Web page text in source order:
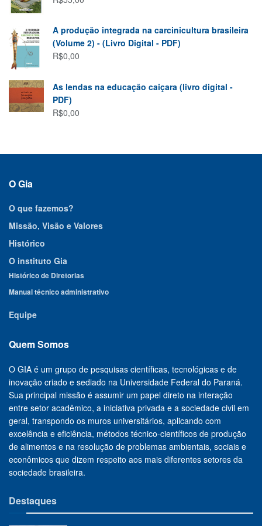
A produção integrada na carcinicultura brasileira
(Volume 2) - (Livro Digital - PDF)
R$0,00
As lendas na educação caiçara (livro digital -
PDF)
R$0,00
O Gia
O que fazemos?
Missão, Visão e Valores
Histórico
O instituto Gia
Histórico de Diretorias
Manual técnico administrativo
Equipe
Quem Somos
O GIA é um grupo de pesquisas científicas, tecnológicas e de
inovação criado e sediado na Universidade Federal do Paraná.
Sua principal missão é assumir um papel direto na interação
entre setor acadêmico, a iniciativa privada e a sociedade civil em
geral, transpondo os muros universitários, aplicando com
excelência e eficiência, métodos técnico-científicos de produção
de alimentos e na resolução de problemas ambientais, sociais e
econômicos que dizem respeito aos mais diferentes setores da
sociedade brasileira.
Destaques